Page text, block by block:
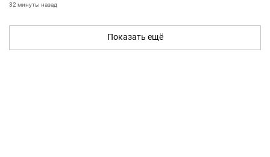
32 минуты назад
Показать ещё